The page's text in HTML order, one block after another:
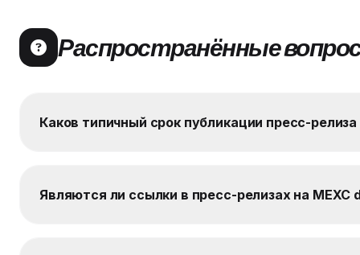
Распространённые
Каков типичный срок публикации пресс-релиза
Являются ли ссылки в пресс-релизах на MEXC